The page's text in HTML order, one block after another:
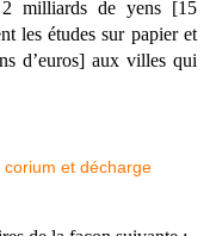
milliards de yens [15
les études sur papier et
d’euros] aux villes qui